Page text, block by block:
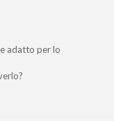
adatto per lo